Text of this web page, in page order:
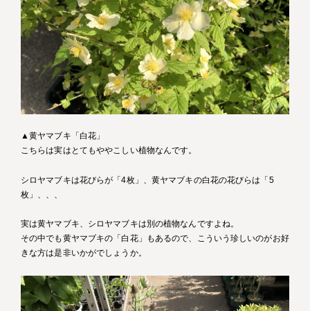
▲黄ヤマブキ「白花」
こちらは実はとてもややこしい植物なんです。
シロヤマブキは花びらが「4枚」、黄ヤマブキの白花の花びらは「5
枚」、、、
実は黄ヤマブキ、シロヤマブキは別の植物なんですよね。
その中でも黄ヤマブキの「白花」もあるので、こういう珍しいのがお好
きな方は是非いかがでしょうか。